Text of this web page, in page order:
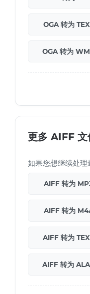
OGA 转为
OGA 转为
更多 AIFF 文
如果您想继续处理
AIFF 转为
AIFF 转为
AIFF 转为
AIFF 转为